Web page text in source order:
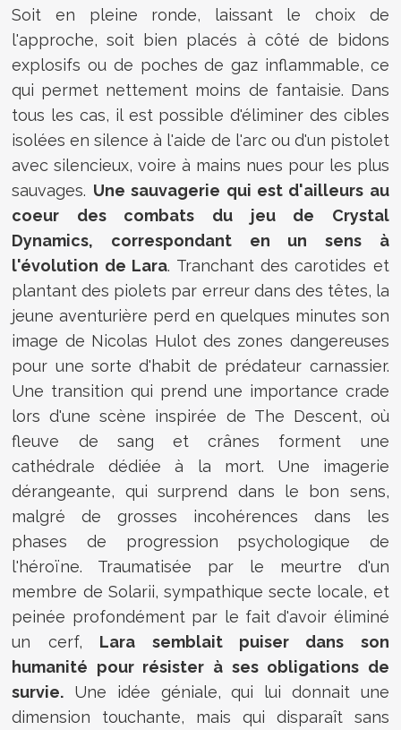
Soit en pleine ronde, laissant le choix de
l'approche, soit bien placés à côté de bidons
explosifs ou de poches de gaz inflammable, ce
qui permet nettement moins de fantaisie. Dans
tous les cas, il est possible d'éliminer des cibles
isolées en silence à l'aide de l'arc ou d'un pistolet
avec silencieux, voire à mains nues pour les plus
sauvages. Une sauvagerie qui est d'ailleurs au
coeur des combats du jeu de Crystal
Dynamics, correspondant en un sens à
l'évolution de Lara. Tranchant des carotides et
plantant des piolets par erreur dans des têtes, la
jeune aventurière perd en quelques minutes son
image de Nicolas Hulot des zones dangereuses
pour une sorte d'habit de prédateur carnassier.
Une transition qui prend une importance crade
lors d'une scène inspirée de The Descent, où
fleuve de sang et crânes forment une
cathédrale dédiée à la mort. Une imagerie
dérangeante, qui surprend dans le bon sens,
malgré de grosses incohérences dans les
phases de progression psychologique de
l'héroïne. Traumatisée par le meurtre d'un
membre de Solarii, sympathique secte locale, et
peinée profondément par le fait d'avoir éliminé
un cerf, Lara semblait puiser dans son
humanité pour résister à ses obligations de
survie. Une idée géniale, qui lui donnait une
dimension touchante, mais qui disparaît sans